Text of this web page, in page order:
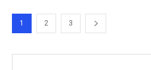
1 2 3